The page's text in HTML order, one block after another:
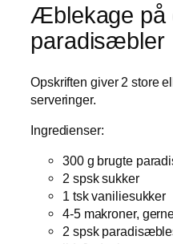
Æblekage på
paradisæbler
Opskriften giver 2 store
serveringer.
Ingredienser:
300 g brugte
2 spsk sukker
1 tsk vaniliesukker
4-5 makroner,
2 spsk